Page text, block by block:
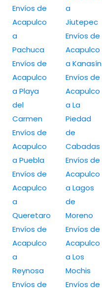
Envíos de
Acapulco
a
Pachuca
Envíos de
Acapulco
a Playa
del
Carmen
Envíos de
Acapulco
a Puebla
Envíos de
Acapulco
a
Queretaro
Envíos de
Acapulco
a
Reynosa
Envíos de
a
Jiutepec
Envíos de
Acapulco
a Kanasín
Envíos de
Acapulco
a La
Piedad
de
Cabadas
Envíos de
Acapulco
a Lagos
de
Moreno
Envíos de
Acapulco
a Los
Mochis
Envíos de